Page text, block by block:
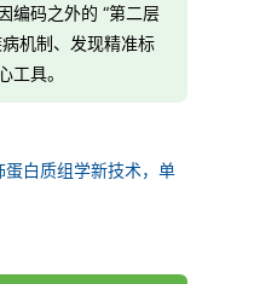
编码之外的 “第二层
机制、发现精准标
工具。
蛋白质组学新技术，单